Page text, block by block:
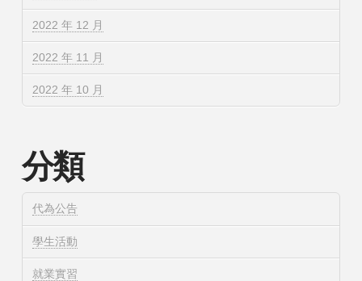
2022 年 12 月
2022 年 11 月
2022 年 10 月
分類
代為公告
學生活動
就業實習